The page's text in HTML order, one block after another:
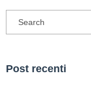
Post recenti